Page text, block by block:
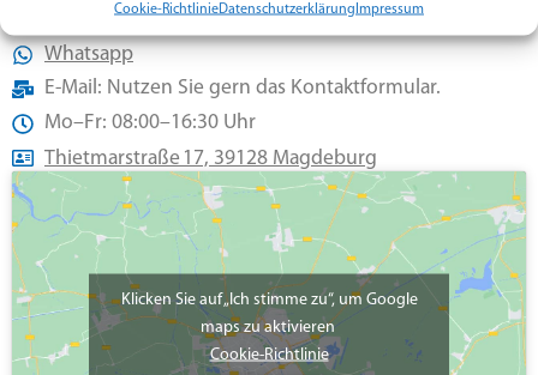
Cookie-RichtlinieDatenschutzerklärung Impressum
0391 24396966
Whatsapp
E-Mail: Nutzen Sie gern das Kontaktformular.
Mo–Fr: 08:00–16:30 Uhr
Thietmarstraße 17, 39128 Magdeburg
Klicken Sie auf „Ich stimme zu“, um Google
maps zu aktivieren
Cookie-Richtlinie